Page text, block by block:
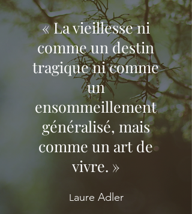
« La vieillesse ni
comme un destin
tragique ni comme
un
ensommeillement
généralisé, mais
comme un art de
vivre. »
Laure Adler